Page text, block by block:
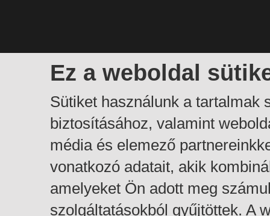
Ez a weboldal
Sütiket használunk a tartalmak
biztosításához, valamint
média és elemező
vonatkozó adatait, akik
amelyeket Ön adott meg
szolgáltatásokból gyűjtöttek. A